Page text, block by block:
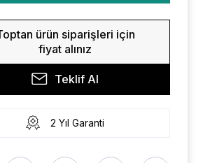
ürün siparişleri için
fiyat alınız
Teklif Al
2 Yıl Garanti